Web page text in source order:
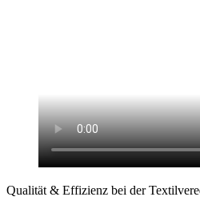
Qualität & Effizienz bei der